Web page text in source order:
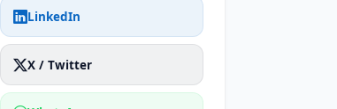
LinkedIn
X / Twitter